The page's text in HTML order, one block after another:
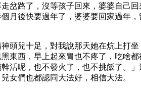
岔路了，沒等孩子回來，婆婆自己
月後快要過年了，婆婆要回家過年
頭兒十足，對我說那天她在炕上打
東西，早上起來胃也不疼了，吃啥
活呢，也不發火了，也不挑飯了。
女們也都認同大法好，相信大法。